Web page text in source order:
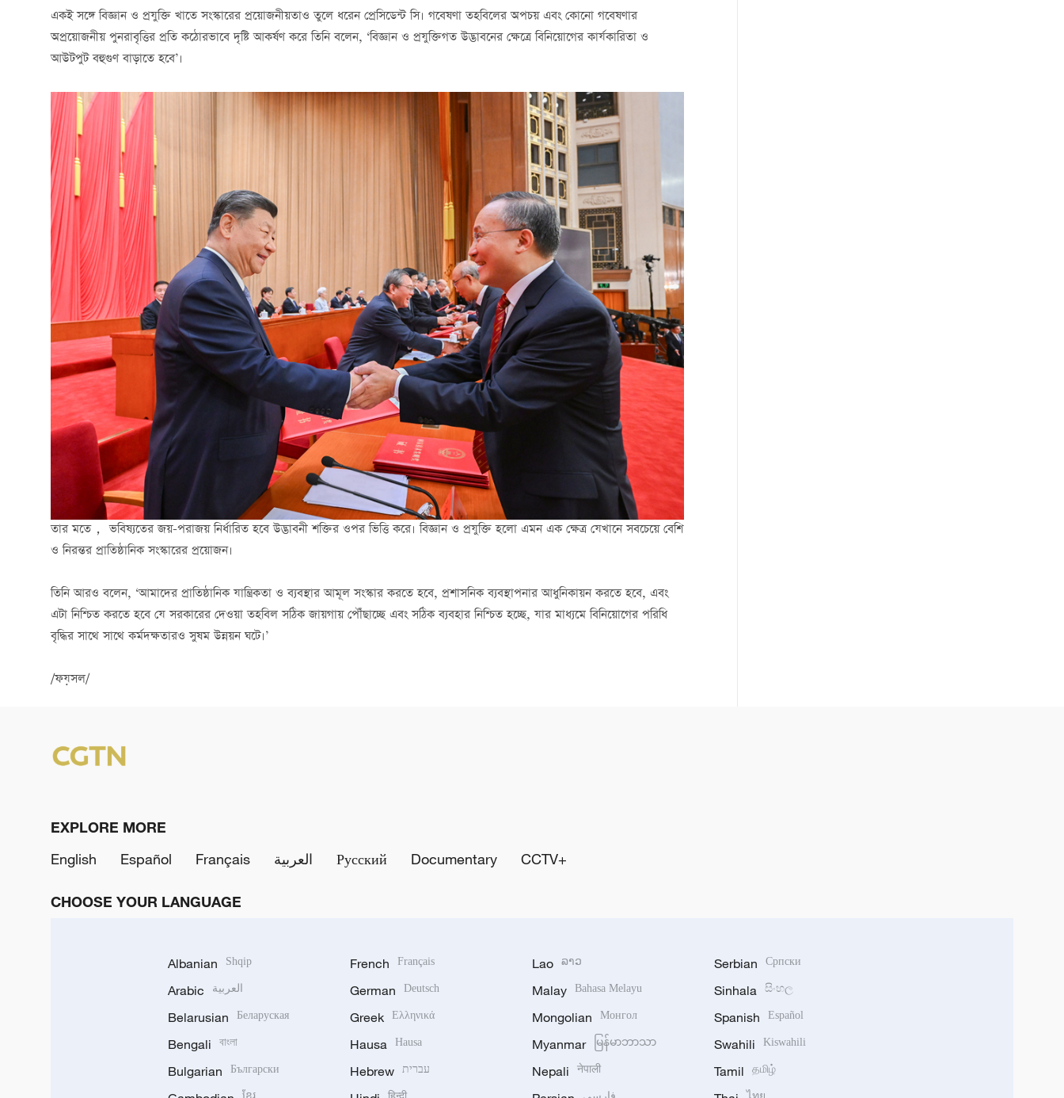
একই সঙ্গে বিজ্ঞান ও প্রযুক্তি খাতে সংস্কারের প্রয়োজনীয়তাও তুলে ধরেন প্রেসিডেন্ট সি। গবেষণা তহবিলের অপচয় এবং কোনো গবেষণার
অপ্রয়োজনীয় পুনরাবৃত্তির প্রতি কঠোরভাবে দৃষ্টি আকর্ষণ করে তিনি বলেন, ‘বিজ্ঞান ও প্রযুক্তিগত উদ্ভাবনের ক্ষেত্রে বিনিয়োগের কার্যকারিতা ও
আউটপুট বহুগুণ বাড়াতে হবে’।
তার মতে， ভবিষ্যতের জয়-পরাজয় নির্ধারিত হবে উদ্ভাবনী শক্তির ওপর ভিত্তি করে। বিজ্ঞান ও প্রযুক্তি হলো এমন এক ক্ষেত্র যেখানে সবচেয়ে বেশি
ও নিরন্তর প্রাতিষ্ঠানিক সংস্কারের প্রয়োজন।
তিনি আরও বলেন, ‘আমাদের প্রাতিষ্ঠানিক যান্ত্রিকতা ও ব্যবস্থার আমূল সংস্কার করতে হবে, প্রশাসনিক ব্যবস্থাপনার আধুনিকায়ন করতে হবে, এবং
এটা নিশ্চিত করতে হবে যে সরকারের দেওয়া তহবিল সঠিক জায়গায় পৌঁছাচ্ছে এবং সঠিক ব্যবহার নিশ্চিত হচ্ছে, যার মাধ্যমে বিনিয়োগের পরিধি
বৃদ্ধির সাথে সাথে কর্মদক্ষতারও সুষম উন্নয়ন ঘটে।’
/ফয়সল/
EXPLORE MORE
English
Español Français العربية Русский Documentary CCTV+
CHOOSE YOUR LANGUAGE
Albanian Shqip
Arabic العربية
Belarusian Беларуская
Bengali বাংলা
Bulgarian Български
French Français
German Deutsch
Greek Ελληνικά
Hausa Hausa
Hebrew עברית
Lao ລາວ
Malay Bahasa Melayu
Mongolian Монгол
Myanmar မြန်မာဘာသာ
Nepali नेपाली
Serbian Српски
Sinhala සිංහල
Spanish Español
Swahili Kiswahili
Tamil தமிழ்